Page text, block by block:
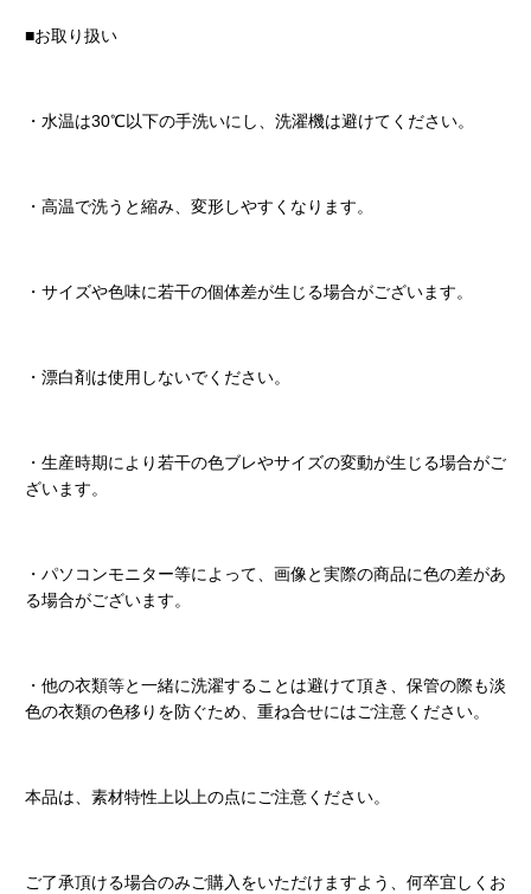
■お取り扱い
・水温は30℃以下の手洗いにし、洗濯機は避けてください。
・高温で洗うと縮み、変形しやすくなります。
・サイズや色味に若干の個体差が生じる場合がございます。
・漂白剤は使用しないでください。
・生産時期により若干の色ブレやサイズの変動が生じる場合がご
ざいます。
・パソコンモニター等によって、画像と実際の商品に色の差があ
る場合がございます。
・他の衣類等と一緒に洗濯することは避けて頂き、保管の際も淡
色の衣類の色移りを防ぐため、重ね合せにはご注意ください。
本品は、素材特性上以上の点にご注意ください。
ご了承頂ける場合のみご購入をいただけますよう、何卒宜しくお